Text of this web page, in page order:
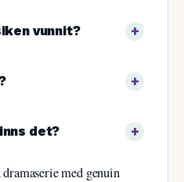
vunnit?
det?
med genuin